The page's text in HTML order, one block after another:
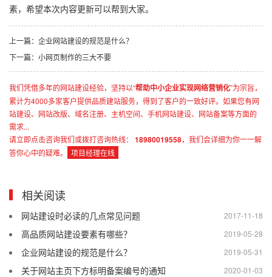
素，希望本次内容更新可以帮到大家。
上一篇：企业网站建设的规范是什么？
下一篇：小网页制作的三大不要
我们凭借多年的网站建设经验，坚持以“帮助中小企业实现网络营销化”为宗旨，
累计为4000多家客户提供品质建站服务，得到了客户的一致好评。如果您有网
站建设、网站改版、域名注册、主机空间、手机网站建设、网站备案等方面的
需求...
请立即点击咨询我们或拨打咨询热线：
18980019558，我们会详细为你一一解
答你心中的疑难。
项目经理在线
相关阅读
2017-11-18
网站建设时必读的几点常见问题
2019-05-28
高品质网站建设要素有哪些？
2019-05-31
企业网站建设的规范是什么？
2020-01-03
关于网站主页下方标明备案编号的通知